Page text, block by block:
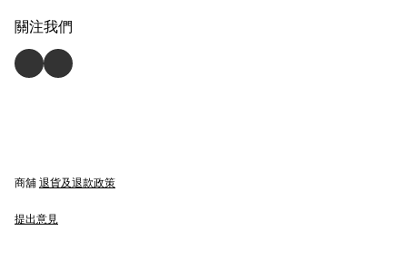
關注我們
商舖 退貨及退款政策
提出意見